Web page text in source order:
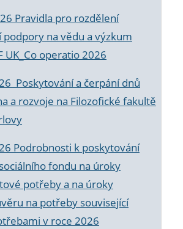
Pravidla pro rozdělení
na vědu a výzkum
UK_Co operatio 2026
Poskytování a čerpání dnů
a rozvoje na Filozofické fakultě
Podrobnosti k poskytování
fondu na úroky
potřeby a na úroky
na potřeby související
v roce 2026